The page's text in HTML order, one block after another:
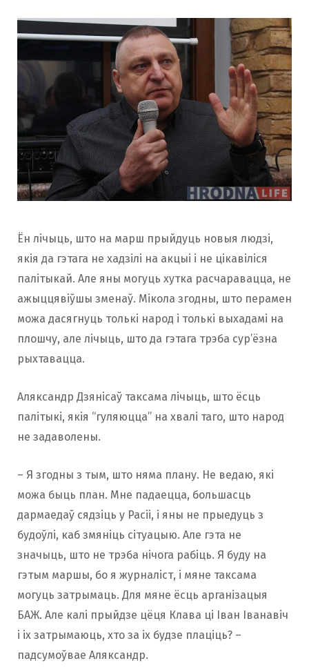
Ён лічыць, што на марш прыйдуць новыя людзі,
якія да гэтага не хадзілі на акцыі і не цікавіліся
палітыкай. Але яны могуць хутка расчаравацца, не
ажыццявіўшы зменаў. Мікола згодны, што перамен
можа дасягнуць толькі народ і толькі выхадамі на
плошчу, але лічыць, што да гэтага трэба сур’ёзна
рыхтавацца.
Аляксандр Дзянісаў таксама лічыць, што ёсць
палітыкі, якія “гуляюцца” на хвалі таго, што народ
не задаволены.
– Я згодны з тым, што няма плану. Не ведаю, які
можа быць план. Мне падаецца, большасць
дармаедаў сядзіць у Расіі, і яны не прыедуць з
будоўлі, каб змяніць сітуацыю. Але гэта не
значыць, што не трэба нічога рабіць. Я буду на
гэтым маршы, бо я журналіст, і мяне таксама
могуць затрымаць. Для мяне ёсць арганізацыя
БАЖ. Але калі прыйдзе цёця Клава ці Іван Іванавіч
і іх затрымаюць, хто за іх будзе плаціць? –
падсумоўвае Аляксандр.